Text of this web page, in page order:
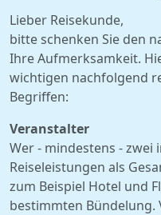
Lieber Reisekunde,
bitte schenken Sie den
Ihre Aufmerksamkeit.
wichtigen nachfolgend
Begriffen:
Veranstalter
Wer - mindestens - zwei
Reiseleistungen als
zum Beispiel Hotel und
bestimmten